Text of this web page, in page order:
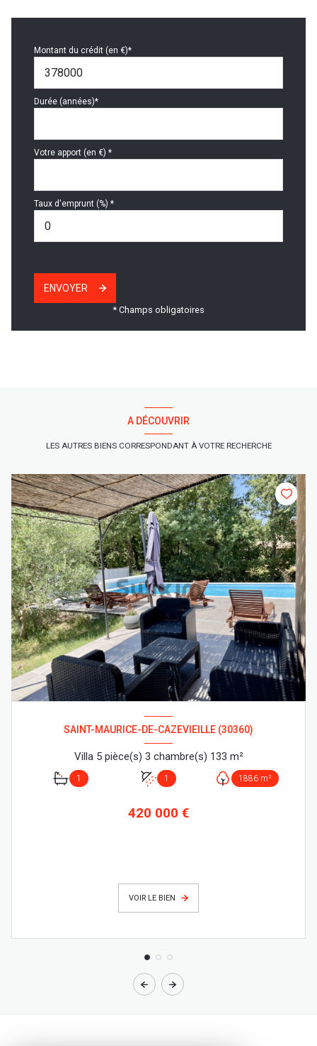
Montant du crédit (en €)*
Durée (années)*
Votre apport (en €) *
Taux d'emprunt (%) *
ENVOYER
* Champs obligatoires
A DÉCOUVRIR
LES AUTRES BIENS CORRESPONDANT À VOTRE RECHERCHE
SAINT-MAURICE-DE-CAZEVIEILLE (30360)
Villa 5 pièce(s) 3 chambre(s) 133 m²
1 1 1886 m²
420 000 €
VOIR LE BIEN